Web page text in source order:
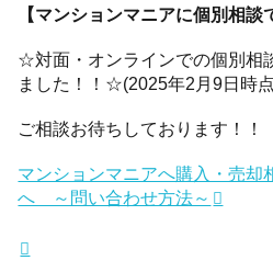
【マンションマニアに個別相談
☆対面・オンラインでの個別相
ました！！☆(2025年2月9日時
ご相談お待ちしております！！
マンションマニアへ購入・売却
へ ～問い合わせ方法～